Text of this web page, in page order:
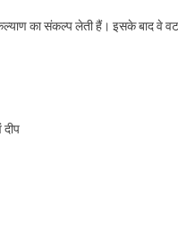
का संकल्प लेती हैं। इसके बाद वे
दीप